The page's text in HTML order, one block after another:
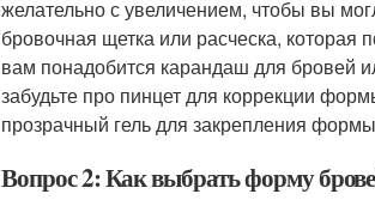
желательно с увеличением, чтобы вы
бровочная щетка или расческа, которая
вам понадобится карандаш для бровей
забудьте про пинцет для коррекции
прозрачный гель для закрепления
Вопрос 2: Как выбрать форму